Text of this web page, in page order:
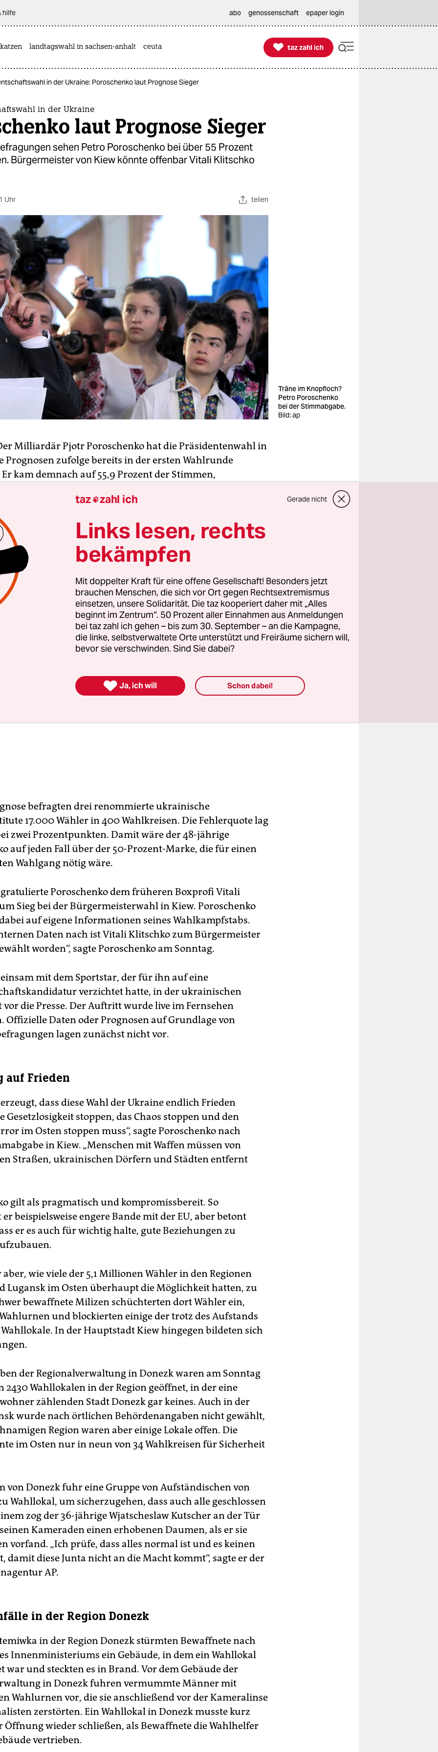
hilfe abo genossenschaft epaper login
katzen landtagswahl in sachsen-anhalt ceuta 
taz zahl ich
taz zahl ich
in der Ukraine: Poroschenko laut Prognose Sieger
in der Ukraine
laut Prognose Sieger
sehen Petro Poroschenko bei über 55 Prozent
Bürgermeister von Kiew könnte offenbar Vitali Klitschko
Uhr teilen
Träne im Knopfloch?
Petro Poroschenko
bei der Stimmabgabe.
Bild: ap
Milliardär Pjotr Poroschenko hat die Präsidentenwahl in
Prognosen zufolge bereits in der ersten Wahlrunde
kam demnach auf 55,9 Prozent der Stimmen,
Julia Timoschenko mit 12,9 Prozent. Offizielle
wurden für Montag erwartet.
Sonntag fand trotz der seit Wochen andauernden Kämpfe
statt, wo prorussische Separatisten
besetzt hielten und auch die Abstimmung
Dennoch hofft die Regierung in Kiew darauf, dass die Wahl
der Krise in der Ukraine beitragen kann.
befragten drei renommierte ukrainische
17.000 Wähler in 400 Wahlkreisen. Die Fehlerquote lag
zwei Prozentpunkten. Damit wäre der 48-jährige
auf jeden Fall über der 50-Prozent-Marke, die für einen
Wahlgang nötig wäre.
Poroschenko dem früheren Boxprofi Vitali
Sieg bei der Bürgermeisterwahl in Kiew. Poroschenko
auf eigene Informationen seines Wahlkampfstabs.
Daten nach ist Vitali Klitschko zum Bürgermeister
worden“, sagte Poroschenko am Sonntag.
mit dem Sportstar, der für ihn auf eine
verzichtet hatte, in der ukrainischen
die Presse. Der Auftritt wurde live im Fernsehen
Offizielle Daten oder Prognosen auf Grundlage von
lagen zunächst nicht vor.
auf Frieden
dass diese Wahl der Ukraine endlich Frieden
Gesetzlosigkeit stoppen, das Chaos stoppen und den
im Osten stoppen muss“, sagte Poroschenko nach
in Kiew. „Menschen mit Waffen müssen von
Straßen, ukrainischen Dörfern und Städten entfernt
gilt als pragmatisch und kompromissbereit. So
beispielsweise engere Bande mit der EU, aber betont
er es auch für wichtig halte, gute Beziehungen zu
wie viele der 5,1 Millionen Wähler in den Regionen
Lugansk im Osten überhaupt die Möglichkeit hatten, zu
bewaffnete Milizen schüchterten dort Wähler ein,
und blockierten einige der trotz des Aufstands
In der Hauptstadt Kiew hingegen bildeten sich
der Regionalverwaltung in Donezk waren am Sonntag
2430 Wahllokalen in der Region geöffnet, in der eine
zählenden Stadt Donezk gar keines. Auch in der
wurde nach örtlichen Behördenangaben nicht gewählt,
Region waren aber einige Lokale offen. Die
im Osten nur in neun von 34 Wahlkreisen für Sicherheit
von Donezk fuhr eine Gruppe von Aufständischen von
Wahllokal, um sicherzugehen, dass auch alle geschlossen
zog der 36-jährige Wjatscheslaw Kutscher an der Tür
Kameraden einen erhobenen Daumen, als er sie
vorfand. „Ich prüfe, dass alles normal ist und es keinen
damit diese Junta nicht an die Macht kommt“, sagte er der
AP.
in der Region Donezk
in der Region Donezk stürmten Bewaffnete nach
Innenministeriums ein Gebäude, in dem ein Wahllokal
war und steckten es in Brand. Vor dem Gebäude der
in Donezk fuhren vermummte Männer mit
Wahlurnen vor, die sie anschließend vor der Kameralinse
zerstörten. Ein Wahllokal in Donezk musste kurz
Öffnung wieder schließen, als Bewaffnete die Wahlhelfer
vertrieben.
taz zahl ich Gerade nicht
Links lesen, rechts
bekämpfen
Mit doppelter Kraft für eine offene Gesellschaft! Besonders jetzt
brauchen Menschen, die sich vor Ort gegen Rechtsextremismus
einsetzen, unsere Solidarität. Die taz kooperiert daher mit „Alles
beginnt im Zentrum“. 50 Prozent aller Einnahmen aus Anmeldungen
bei taz zahl ich gehen – bis zum 30. September – an die Kampagne,
die linke, selbstverwaltete Orte unterstützt und Freiräume sichern will,
bevor sie verschwinden. Sind Sie dabei?
 Ja, ich will Schon dabei!